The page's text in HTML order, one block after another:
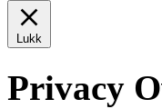
Lukk
Privacy